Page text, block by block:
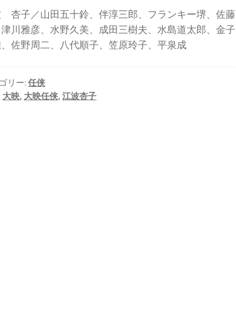
杏子／山田五十鈴、伴淳三郎、フランキー堺、佐藤
川雅彦、水野久美、成田三樹夫、水島道太郎、金子
佐野周二、八代順子、笠原玲子、平泉成
リー:任侠
大映, 大映任侠,江波杏子